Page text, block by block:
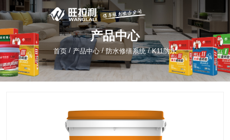
产品中心
首页 / 产品中心 /防水修缮系统 /K11防水